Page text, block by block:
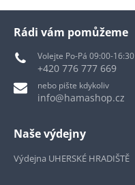
Rádi vám pomůžeme
Volejte Po-Pá 09:00-16:30
+420 776 777 669
nebo pište kdykoliv
info@hamashop.cz
Naše výdejny
Výdejna UHERSKÉ HRADIŠTĚ